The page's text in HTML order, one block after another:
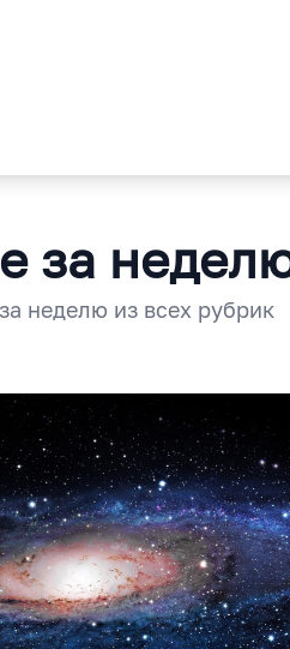
за
неделю из всех рубрик